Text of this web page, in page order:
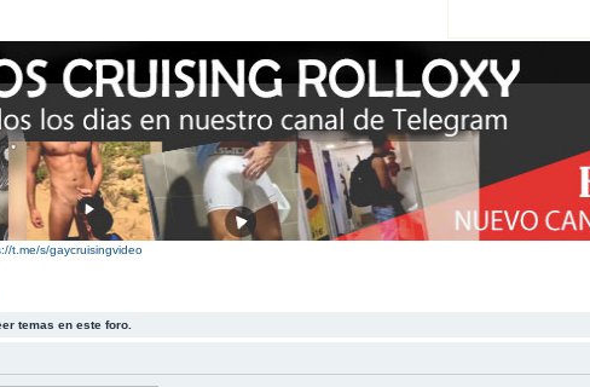
t.me/s/gaycruisingvideo
temas en este foro.